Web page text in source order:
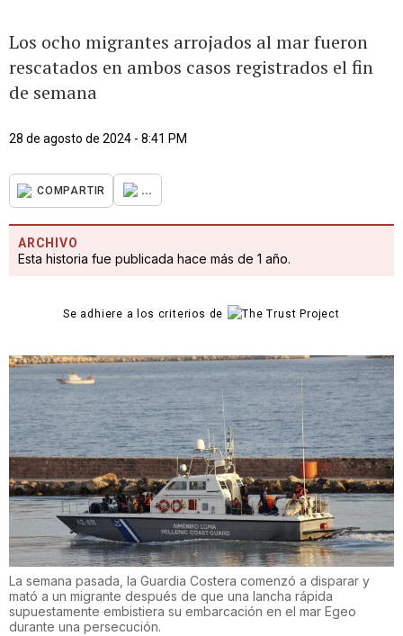
Los ocho migrantes arrojados al mar fueron
rescatados en ambos casos registrados el fin
de semana
28 de agosto de 2024 - 8:41 PM
COMPARTIR ...
ARCHIVO
Esta historia fue publicada hace más de 1 año.
Se adhiere a los criterios de
La semana pasada, la Guardia Costera comenzó a disparar y
mató a un migrante después de que una lancha rápida
supuestamente embistiera su embarcación en el mar Egeo
durante una persecución.